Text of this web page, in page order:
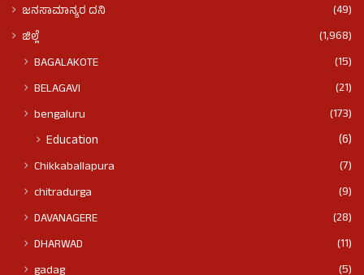
ಜನಸಾಮಾನ್ಯರ ದನಿ
(49)
ಜಿಲ್ಲೆ
(1,968)
BAGALAKOTE
(15)
BELAGAVI
(21)
bengaluru
(173)
Education (6)
Chikkaballapura
(7)
chitradurga
(9)
DAVANAGERE
(28)
DHARWAD
(11)
gadag
(5)